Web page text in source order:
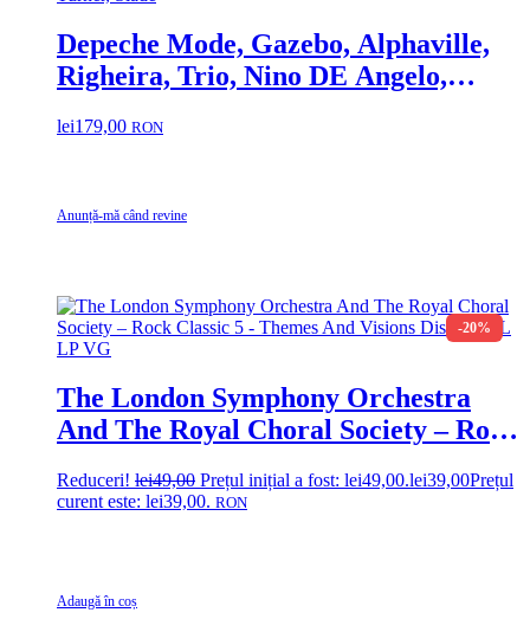
Depeche Mode, Gazebo, Alphaville,
Righeira, Trio, Nino DE Angelo,
Disc VINIL LP (2) VG VG+ Limahl,
Turner, Slade
lei179,00 RON
Anunță-mă când revine
-20%
The London Symphony Orchestra
And The Royal Choral Society – Rock
VINIL LP VG
Reduceri! lei49,00 Prețul inițial a fost: lei49,00.lei39,00Prețul
curent este: lei39,00. RON
Adaugă în coș